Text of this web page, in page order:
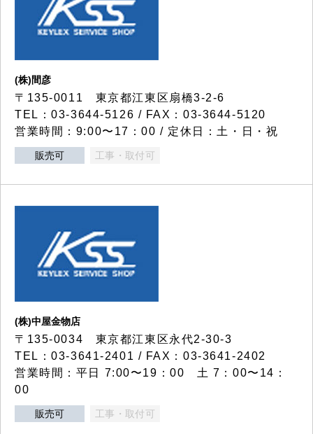
(株)間彦
〒135-0011 東京都江東区扇橋3-2-6
TEL：03-3644-5126 / FAX：03-3644-5120
営業時間：9:00〜17：00 / 定休日：土・日・祝
販売可 工事・取付可
(株)中屋金物店
〒135-0034 東京都江東区永代2-30-3
TEL：03-3641-2401 / FAX：03-3641-2402
営業時間：平日 7:00〜19：00 土 7：00〜14：
00
販売可 工事・取付可